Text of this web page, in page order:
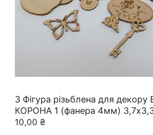
3 Фігура різьблена для
КОРОНА 1 (фанера 4мм)
10,00 ₴